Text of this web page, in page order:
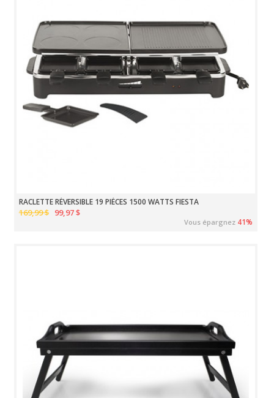
RACLETTE RÉVERSIBLE 19 PIÈCES 1500 WATTS FIESTA
169,99 $ 99,97 $
Vous épargnez 41%